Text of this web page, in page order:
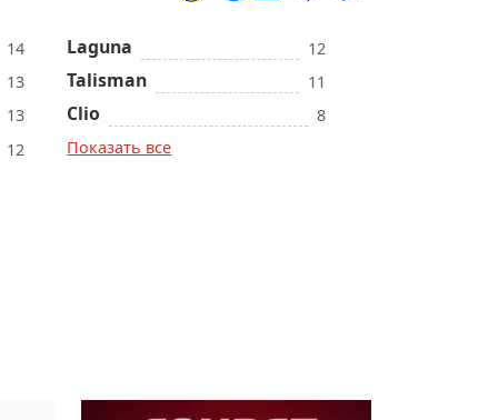
14
13
13
12
Laguna 12
Talisman 11
Clio
8
Показать все